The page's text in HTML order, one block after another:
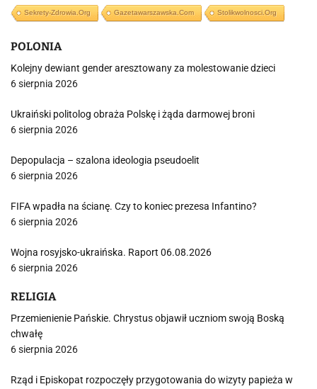
Sekrety-Zdrowia.org Gazetawarszawska.com Stolikwolnosci.org
POLONIA
Kolejny dewiant gender aresztowany za molestowanie dzieci
6 sierpnia 2026
Ukraiński politolog obraża Polskę i żąda darmowej broni
6 sierpnia 2026
Depopulacja – szalona ideologia pseudoelit
6 sierpnia 2026
FIFA wpadła na ścianę. Czy to koniec prezesa Infantino?
6 sierpnia 2026
Wojna rosyjsko-ukraińska. Raport 06.08.2026
6 sierpnia 2026
RELIGIA
Przemienienie Pańskie. Chrystus objawił uczniom swoją Boską
chwałę
6 sierpnia 2026
Rząd i Episkopat rozpoczęły przygotowania do wizyty papieża w